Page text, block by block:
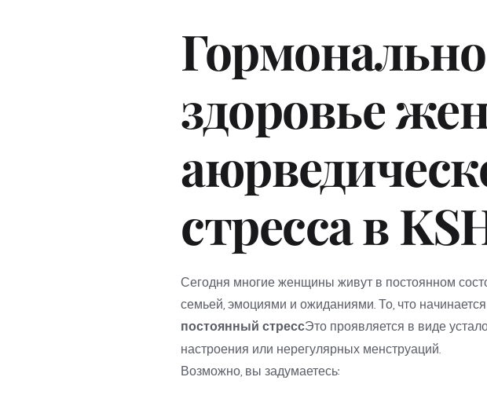
здоровье
стресса в
Сегодня многие женщины живут в постоянном
постоянный стрессЭто проявляется в виде
настроения или нерегулярных менструаций.
Возможно, вы задумаетесь: